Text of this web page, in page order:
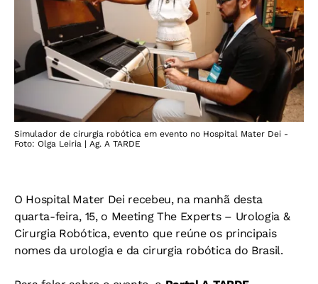
Simulador de cirurgia robótica em evento no Hospital Mater Dei -
Foto: Olga Leiria | Ag. A TARDE
O Hospital Mater Dei recebeu, na manhã desta
quarta-feira, 15, o Meeting The Experts – Urologia &
Cirurgia Robótica, evento que reúne os principais
nomes da urologia e da cirurgia robótica do Brasil.